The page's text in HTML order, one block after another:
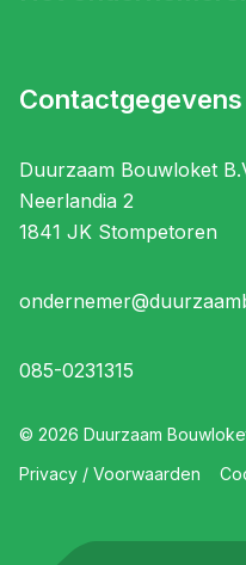
Contactgegevens
Duurzaam Bouwloket
Neerlandia 2
1841 JK Stompetoren
085-0231315
© 2026 Duurzaam
Privacy / Voorwaarden